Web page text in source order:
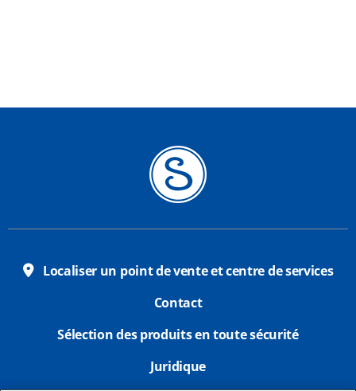
Localiser un point de vente et centre de services
Contact
Sélection des produits en toute sécurité
Juridique